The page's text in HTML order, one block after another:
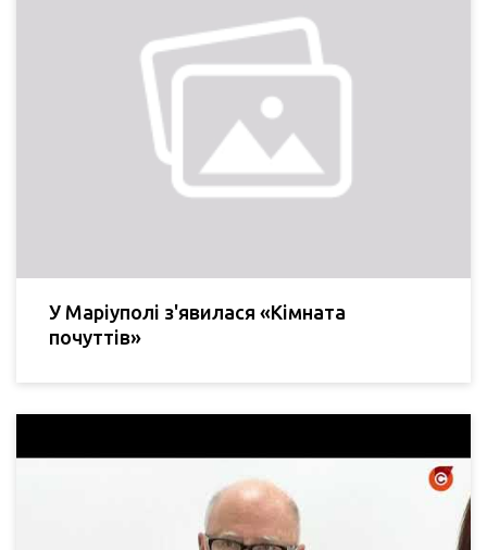
У Маріуполі з'явилася «Кімната
почуттів»